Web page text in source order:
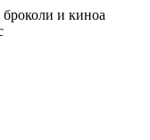
и киноа